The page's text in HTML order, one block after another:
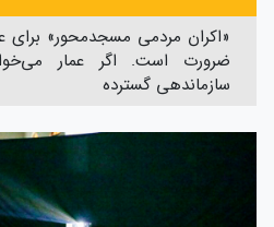
«اکران مردمی مسجدمحور»
ضرورت است. اگر عمار
سازماندهی گسترده‌